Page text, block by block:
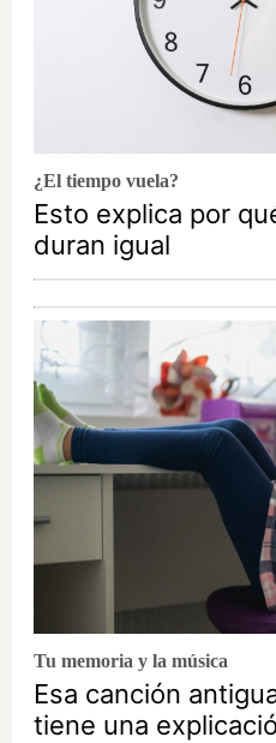
¿El tiempo vuela?
Esto explica por
duran igual
Tu memoria y la música
Esa canción
tiene una